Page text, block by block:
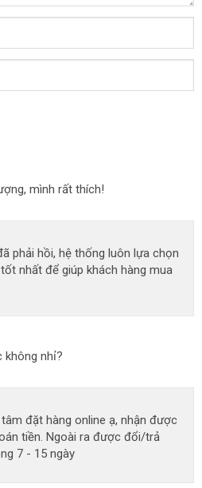
mình rất thích!
phải hồi, hệ thống luôn lựa chọn
nhất để giúp khách hàng mua
không nhỉ?
đặt hàng online ạ, nhận được
tiền. Ngoài ra được đổi/trả
7 - 15 ngày